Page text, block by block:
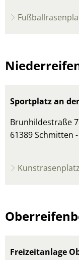
Sportplatz an
Brunhildestraße
61389Schmitten
Freizeitanlage